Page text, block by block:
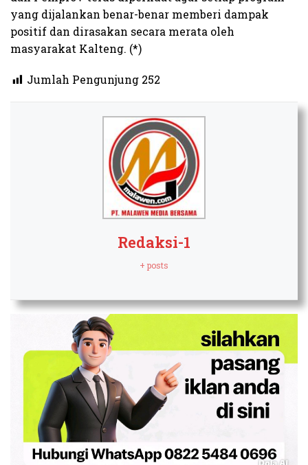
yang dijalankan benar-benar memberi dampak
positif dan dirasakan secara merata oleh
masyarakat Kalteng. (*)
Jumlah Pengunjung 252
Redaksi-1
+ posts